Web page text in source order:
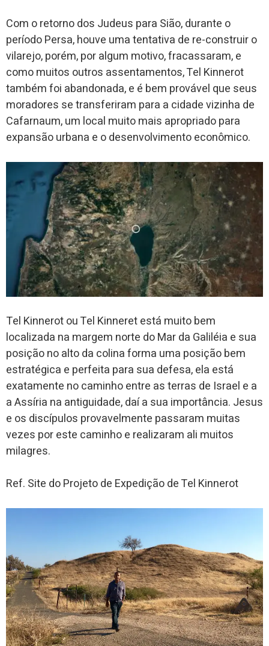
Com o retorno dos Judeus para Sião, durante o
período Persa, houve uma tentativa de re-construir o
vilarejo, porém, por algum motivo, fracassaram, e
como muitos outros assentamentos, Tel Kinnerot
também foi abandonada, e é bem provável que seus
moradores se transferiram para a cidade vizinha de
Cafarnaum, um local muito mais apropriado para
expansão urbana e o desenvolvimento econômico.
Tel Kinnerot ou Tel Kinneret está muito bem
localizada na margem norte do Mar da Galiléia e sua
posição no alto da colina forma uma posição bem
estratégica e perfeita para sua defesa, ela está
exatamente no caminho entre as terras de Israel e a
a Assíria na antiguidade, daí a sua importância. Jesus
e os discípulos provavelmente passaram muitas
vezes por este caminho e realizaram ali muitos
milagres.
Ref. Site do Projeto de Expedição de Tel Kinnerot